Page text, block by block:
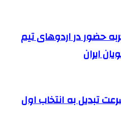
حضور در اردوهای تیم
ایران
تبدیل به انتخاب اول